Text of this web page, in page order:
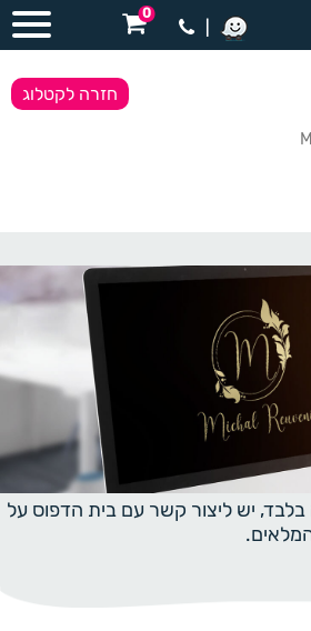
0
חזרה לקטלוג
יש ליצור קשר עם בית הדפוס על